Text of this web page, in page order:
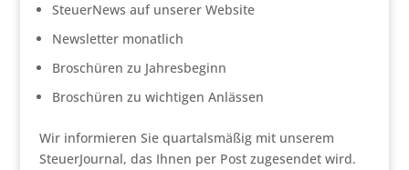
SteuerNews auf unserer Website
Newsletter monatlich
Broschüren zu Jahresbeginn
Broschüren zu wichtigen Anlässen
Wir informieren Sie quartalsmäßig mit unserem
SteuerJournal, das Ihnen per Post zugesendet wird.